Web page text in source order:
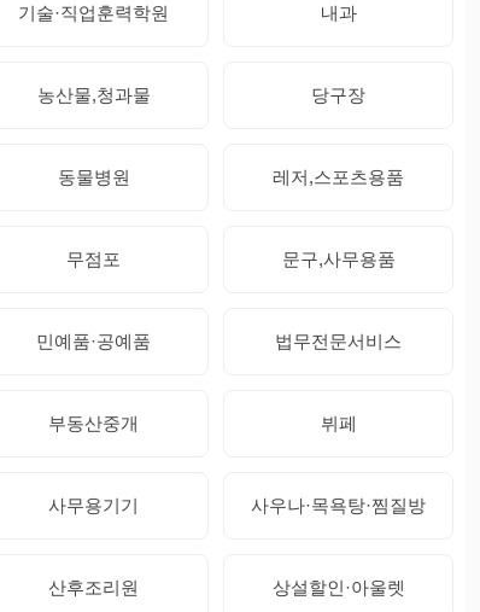
기술·직업훈력학원 내과
농산물,청과물 당구장
동물병원 레저,스포츠용품
무점포 문구,사무용품
민예품·공예품 법무전문서비스
부동산중개 뷔페
사무용기기 사우나·목욕탕·찜질방
산후조리원 상설할인·아울렛